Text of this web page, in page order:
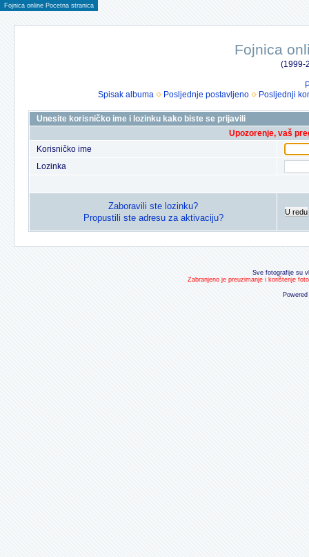
Fojnica online Pocetna stranica
Fojnica
(1999-
Spisak albuma
Posljednje postavljeno Posljednji
Unesite korisničko ime i lozinku kako biste se prijavili
Upozorenje, vaš
Korisničko ime
Lozinka
Zaboravili ste lozinku?
Propustili ste adresu za aktivaciju?
U redu
Sve fotografije su
Zabranjeno je preuzimanje i korištenje